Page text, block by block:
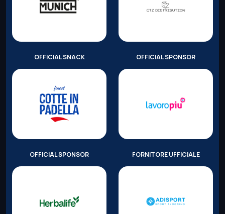
OFFICIAL SNACK OFFICIAL SPONSOR
OFFICIAL SPONSOR FORNITORE UFFICIALE